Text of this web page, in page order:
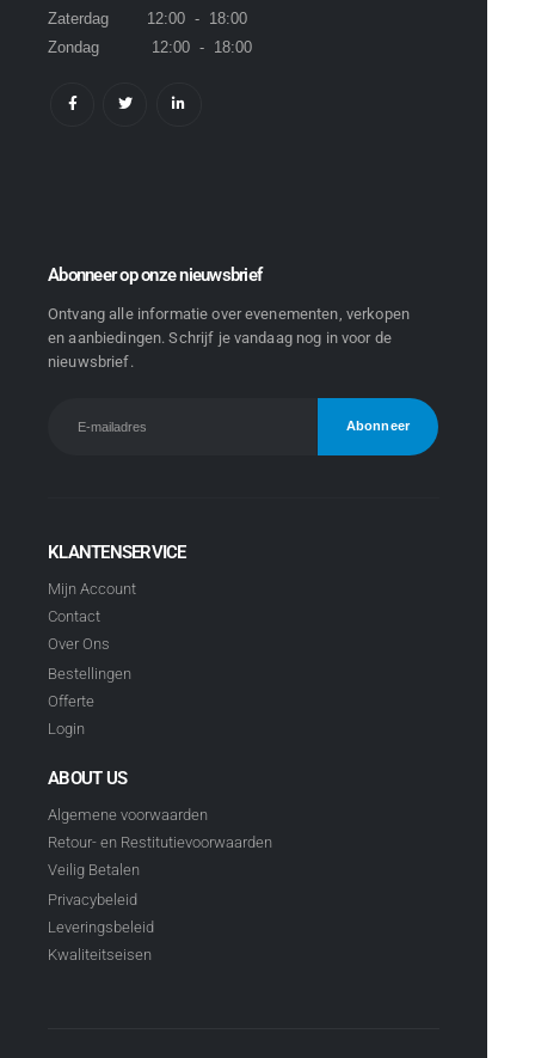
Zaterdag 12:00 - 18:00
Zondag 12:00 - 18:00
Abonneer op onze nieuwsbrief
Ontvang alle informatie over evenementen, verkopen
en aanbiedingen. Schrijf je vandaag nog in voor de
nieuwsbrief.
KLANTENSERVICE
Mijn Account
Contact
Over Ons
Bestellingen
Offerte
Login
ABOUT US
Algemene voorwaarden
Retour- en Restitutievoorwaarden
Veilig Betalen
Privacybeleid
Leveringsbeleid
Kwaliteitseisen